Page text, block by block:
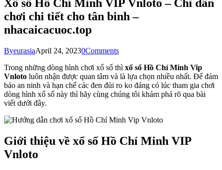
Xổ số Hồ Chí Minh VIP Vnloto – Chỉ dẫn
chơi chi tiết cho tân binh –
nhacaicacuoc.top
ByeurasiaApril 24, 20230Comments
Trong những dòng hình chơi xổ số thì xổ số Hồ Chí Minh Vip
Vnloto luôn nhận được quan tâm và là lựa chọn nhiều nhất. Để đảm
bảo an ninh và hạn chế các đen đủi ro ko đáng có lúc tham gia chơi
dòng hình xổ số này thì hãy cùng chúng tôi khám phá rõ qua bài
viết dưới đây.
Giới thiệu về xổ số Hồ Chí Minh VIP
Vnloto